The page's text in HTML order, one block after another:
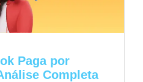
Paga por
Completa